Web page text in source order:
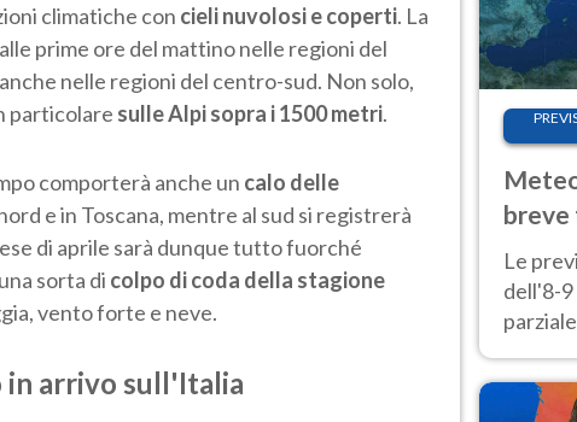
climatiche con cieli nuvolosi e coperti. La
prime ore del mattino nelle regioni del
nelle regioni del centro-sud. Non solo,
particolare sulle Alpi sopra i 1500 metri.
comporterà anche un calo delle
e in Toscana, mentre al sud si registrerà
di aprile sarà dunque tutto fuorché
sorta di colpo di coda della stagione
vento forte e neve.
arrivo sull'Italia
breve
Nord!
Le
dell'8-9
40